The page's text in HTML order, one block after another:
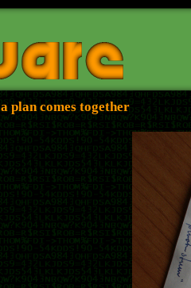
plan comes together